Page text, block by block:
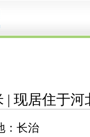
| 现居住于河
：长治